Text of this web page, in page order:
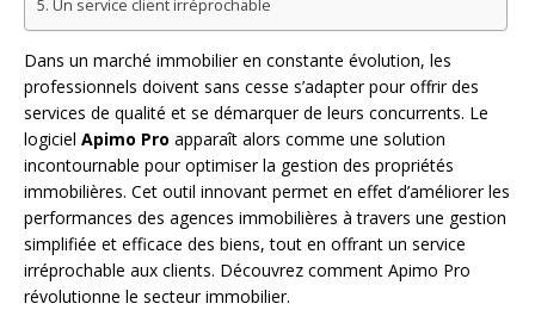
Un service client irréprochable
Dans un marché immobilier en constante évolution, les
professionnels doivent sans cesse s’adapter pour offrir des
services de qualité et se démarquer de leurs concurrents. Le
logiciel Apimo Pro apparaît alors comme une solution
incontournable pour optimiser la gestion des propriétés
immobilières. Cet outil innovant permet en effet d’améliorer les
performances des agences immobilières à travers une gestion
simplifiée et efficace des biens, tout en offrant un service
irréprochable aux clients. Découvrez comment Apimo Pro
révolutionne le secteur immobilier.